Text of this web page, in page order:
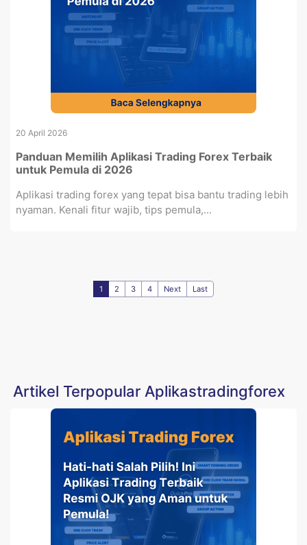
20 April 2026
Panduan Memilih Aplikasi Trading Forex Terbaik
untuk Pemula di 2026
Aplikasi trading forex yang tepat bisa bantu trading lebih
nyaman. Kenali fitur wajib, tips pemula,...
1 2 3 4 Next Last
Artikel Terpopular Aplikastradingforex